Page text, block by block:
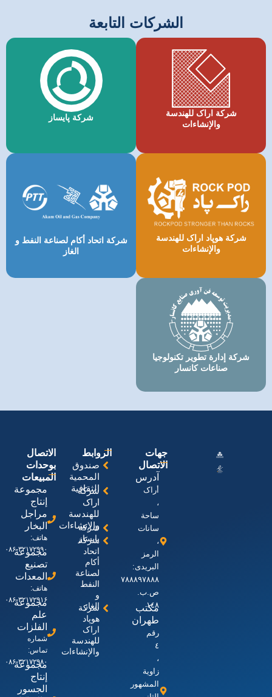
الشركات التابعة
شرکة اراک للهندسة
والإنشاءات
شرکة پایساز
شرکة هوپاد اراک للهندسة
والإنشاءات
شركة اتحاد أكام لصناعة النفط و
الغاز
شركة إدارة تطوير تكنولوجيا
صناعات كانسار
جهات
الاتصال
آدرس
أراک
،
ساحة
سانات
،
الرمز
البریدی:
٧٨٨٨٩٧٨٨٨
ص.ب.
١٤٨
مکتب
طهران
رقم
٤
،
زاویة
المشهور
الروابط
صندوق
المحمیة
الثقافیة
شرکة
اراک
للهندسة
والإنشاءات
شرکة
پایساز
شركة
اتحاد
أكام
لصناعة
النفط
و
الغاز
شرکة
هوپاد
اراک
للهندسة
والإنشاءات
الاتصال
بوحدات
المبیعات
مجموعة
إنتاج
مراجل
البخار
هاتف:
۳۲۱۷۲۹۹۰-۰۸۶
مجموعة
تصنيع
المعدات
هاتف:
۳۲۱۷۲۹۱۶-۰۸۶
مجموعة
علم
الفلزات
شماره
تماس:
۳۲۱۷۲۹۸۰-۰۸۶
مجموعة
إنتاج
الجسور